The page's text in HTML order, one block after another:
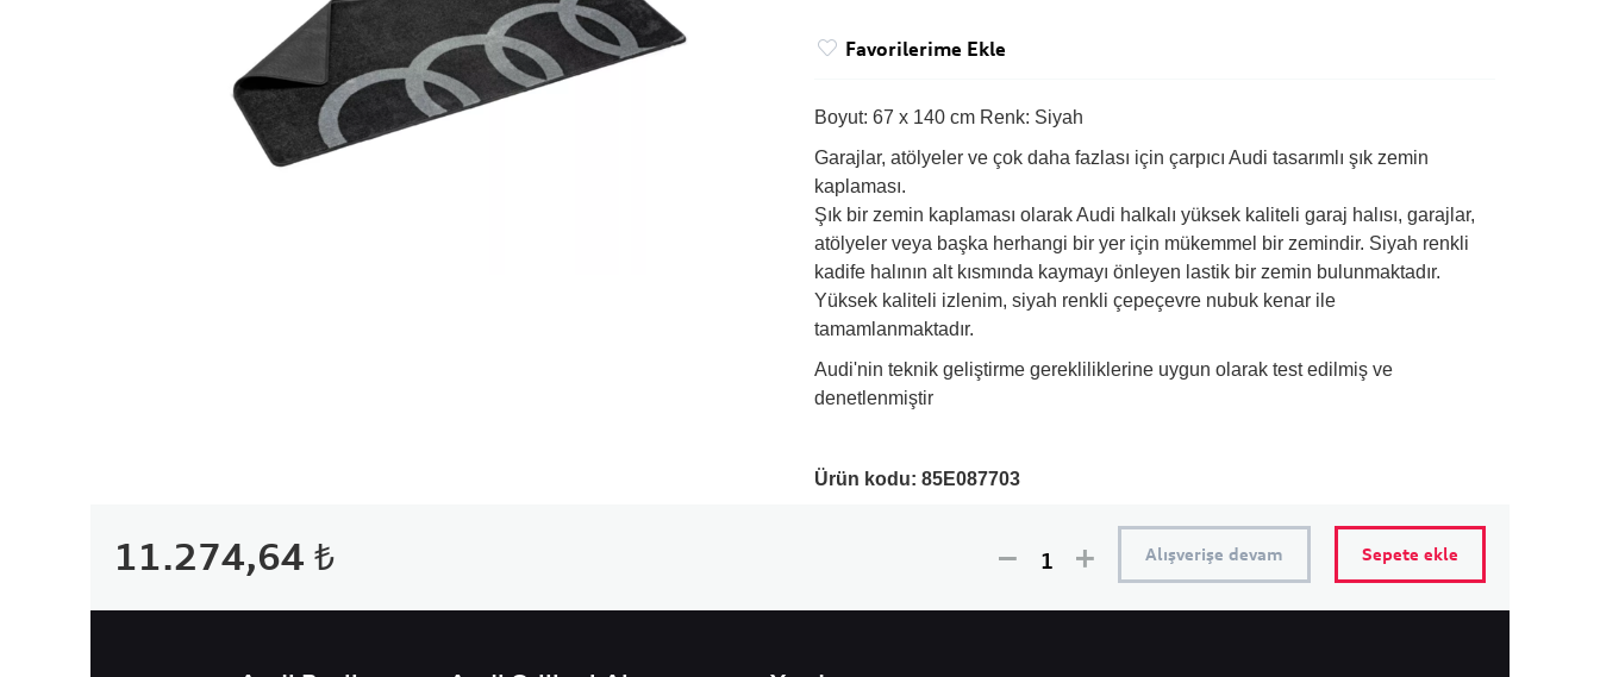
Favorilerime Ekle
Boyut: 67 x 140 cm Renk: Siyah
Garajlar, atölyeler ve çok daha fazlası için çarpıcı Audi tasarımlı şık zemin
kaplaması.
Şık bir zemin kaplaması olarak Audi halkalı yüksek kaliteli garaj halısı, garajlar,
atölyeler veya başka herhangi bir yer için mükemmel bir zemindir. Siyah renkli
kadife halının alt kısmında kaymayı önleyen lastik bir zemin bulunmaktadır.
Yüksek kaliteli izlenim, siyah renkli çepeçevre nubuk kenar ile
tamamlanmaktadır.
Audi'nin teknik geliştirme gerekliliklerine uygun olarak test edilmiş ve
denetlenmiştir
Ürün kodu: 85E087703
11.274,64 ₺